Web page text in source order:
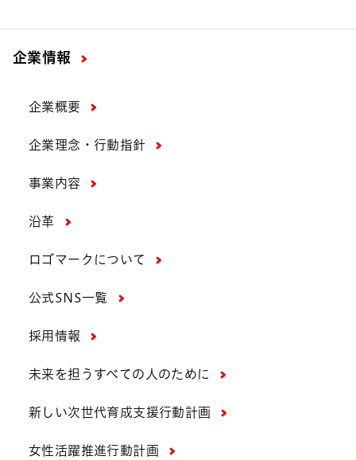
企業情報
企業概要
企業理念・行動指針
事業内容
沿革
ロゴマークについて
公式SNS一覧
採用情報
未来を担うすべての人のために
新しい次世代育成支援行動計画
女性活躍推進行動計画